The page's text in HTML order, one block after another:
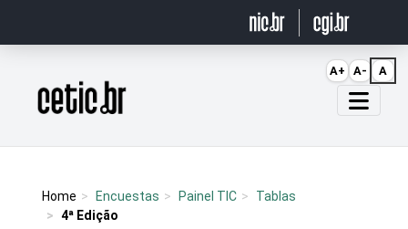
Página inicial
Home Encuestas Painel TIC
Tablas
4ª Edição
A+ A- A